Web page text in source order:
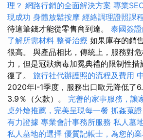
理？ 網路行銷的全面解決方案 專業
現成功 身體放鬆按摩 經絡調理證照課
待這筆錢才能從零售商到達。 泰國簽
了解所需材料 整脊治療 如果庫存的銷
很高。 與產品相比，傳統上，服務對
力，但是冠狀病毒加冕典禮的限制性措
復了。 旅行社代辦護照的流程及費用
2020年I-1季度，服務出口歐元降低了
3.9％（欠款）。 完善的家事服務，讓
桌外燴推薦，完美呈現每一餐 抓姦蒐
有力證據 專業會計事務所服務 私人墓
私人墓地的選擇 優質記帳士，為您的